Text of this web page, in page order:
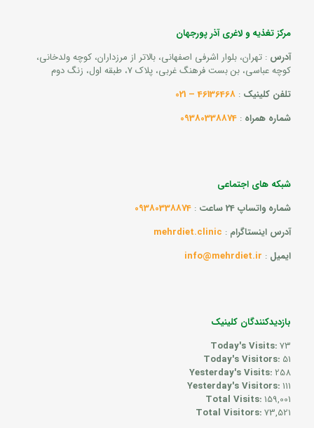
مرکز تغذیه و لاغری آذر پورجهان
آدرس : تهران، بلوار اشرفی اصفهانی، بالاتر از مرزداران، کوچه ولدخانی،
کوچه عباسی، بن بست فرهنگ غربی، پلاک 7، طبقه اول، زنگ دوم
تلفن کلینیک :
46136468 – 021
شماره همراه :
09380338874
شبکه های اجتماعی
شماره واتساپ 24 ساعت
:
09380338874
آدرس اینستاگرام :
mehrdiet.clinic
ایمیل :
info@mehrdiet.ir
بازدیدکنندگان کلینیک
Today's Visits:73
Today's Visitors: 51
Yesterday's Visits:258
Yesterday's Visitors:111
Total Visits:159,001
Total Visitors:73,521